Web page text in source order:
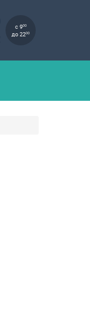
с 900
до 2200